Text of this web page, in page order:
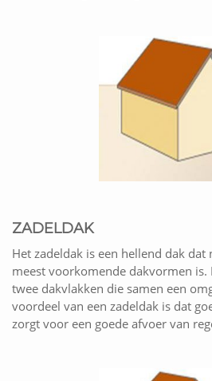
ZADELDAK
Het zadeldak is een hellend dak dat
meest voorkomende dakvormen is.
twee dakvlakken die samen een
voordeel van een zadeldak is dat
zorgt voor een goede afvoer van